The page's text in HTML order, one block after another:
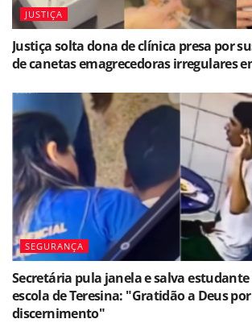
JUSTIÇA
Justiça solta dona de clínica presa por
de canetas emagrecedoras irregulares
SEGURANÇA
Secretária pula janela e salva
escola de Teresina: "Gratidão a Deus
discernimento"